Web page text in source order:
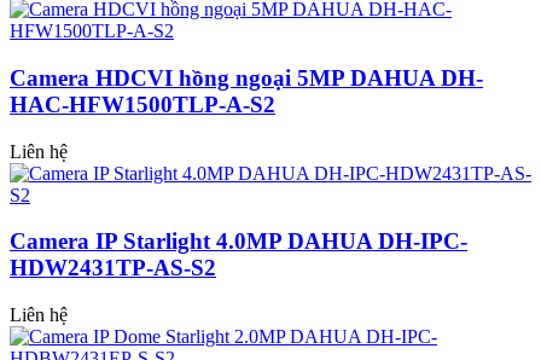
Camera HDCVI hồng ngoại 5MP DAHUA DH-
HAC-HFW1500TLP-A-S2
Liên hệ
Camera IP Starlight 4.0MP DAHUA DH-IPC-
HDW2431TP-AS-S2
Liên hệ